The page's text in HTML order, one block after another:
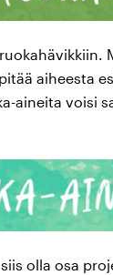
aiheesta
aineita voisi
olla osa